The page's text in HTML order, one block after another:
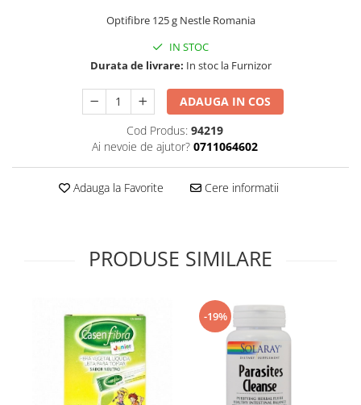
Supliment Vitamina D3
Supliment Zinc
Tincturi si Gemoderivate
Vitamine si minerale
Optifibre 125 g Nestle Romania
IN STOC
Durata de livrare: In stoc la Furnizor
ADAUGA IN COS
Cod Produs: 94219
Ai nevoie de ajutor? 0711064602
Adauga la Favorite Cere informatii
PRODUSE SIMILARE
-19%